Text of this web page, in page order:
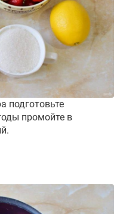
подготовьте
промойте в